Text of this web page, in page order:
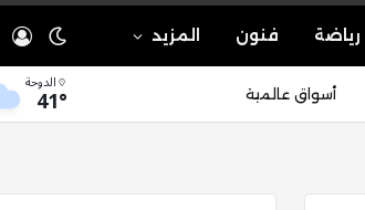
رياضة فنون المزيد
أسواق عالمية الدوحة
41°